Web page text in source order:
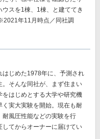
スを1棟、1棟、と建ててき
年11月時点／同社調
じめた1978年に、予測され
そんな同社が、まず住まい
はじめとする大学や研究機
実大実験を開始。現在も耐
風圧性能などの実験を行
てからオーナーに届けてい